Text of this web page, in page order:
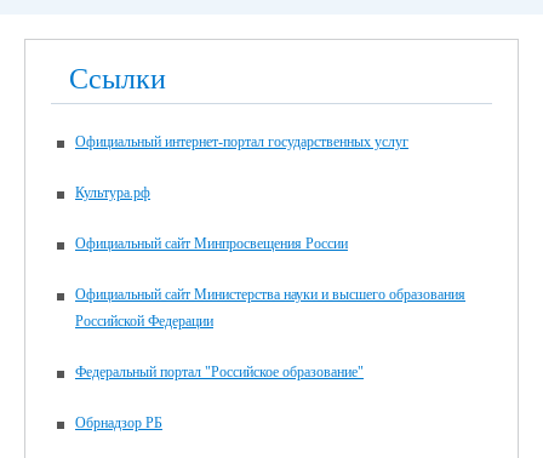
Ссылки
Официальный интернет-портал государственных услуг
Культура.рф
Официальный сайт Минпросвещения России
Официальный сайт Министерства науки и высшего образования
Российской Федерации
Федеральный портал "Российское образование"
Обрнадзор РБ